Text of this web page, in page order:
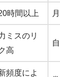
時間以上
ミスのリ
高
頻度によ